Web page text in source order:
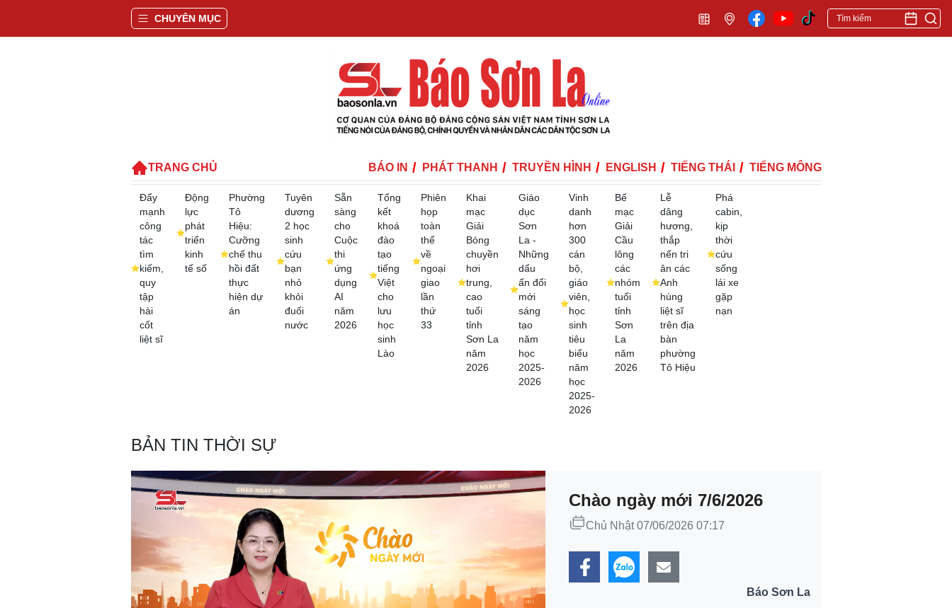
CHUYÊN MỤC
TRANG CHỦ BÁO IN PHÁT THANH TRUYỀN HÌNH ENGLISH TIẾNG THÁI TIẾNG MÔNG
Đẩy
mạnh
công
tác
tìm
kiếm,
quy
tập
hài
cốt
liệt sĩ
Động
lực
phát
triển
kinh
tế số
Phường
Tô
Hiệu:
Cưỡng
chế thu
hồi đất
thực
hiện dự
án
Tuyên
dương
2 học
sinh
cứu
bạn
nhỏ
khỏi
đuối
nước
Sẵn
sàng
cho
Cuộc
thi
ứng
dụng
AI
năm
2026
Tổng
kết
khoá
đào
tạo
tiếng
Việt
cho
lưu
học
sinh
Lào
Phiên
họp
toàn
thể
về
ngoại
giao
lần
thứ
33
Khai
mạc
Giải
Bóng
chuyền
hơi
trung,
cao
tuổi
tỉnh
Sơn La
năm
2026
Giáo
dục
Sơn
La -
Những
dấu
ấn đổi
mới
sáng
tạo
năm
học
2025-
2026
Vinh
danh
hơn
300
cán
bộ,
giáo
viên,
học
sinh
tiêu
biểu
năm
học
2025-
2026
Bế
mạc
Giải
Cầu
lông
các
nhóm
tuổi
tỉnh
Sơn
La
năm
2026
Lễ
dâng
hương,
thắp
nến tri
ân các
Anh
hùng
liệt sĩ
trên địa
bàn
phường
Tô Hiệu
Phá
cabin,
kịp
thời
cứu
sống
lái xe
gặp
nạn
BẢN TIN THỜI SỰ
Chào ngày mới 7/6/2026
Chủ Nhật 07/06/2026 07:17
Báo Sơn La